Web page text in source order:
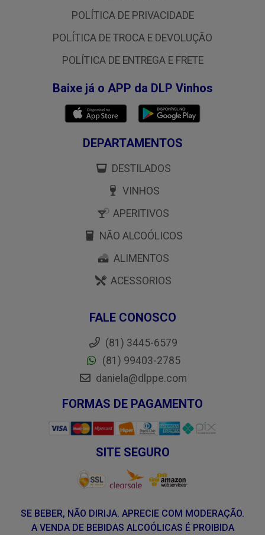
POLÍTICA DE PRIVACIDADE
POLÍTICA DE TROCA E DEVOLUÇÃO
POLÍTICA DE ENTREGA E FRETE
Baixe já o APP da DLP Vinhos
DEPARTAMENTOS
DESTILADOS
VINHOS
APERITIVOS
NÃO ALCOÓLICOS
ALIMENTOS
ACESSORIOS
FALE CONOSCO
(81) 3445-6579
(81) 99403-2785
daniela@dlppe.com
FORMAS DE PAGAMENTO
SITE SEGURO
SE BEBER, NÃO DIRIJA. APRECIE COM MODERAÇÃO.
A VENDA DE BEBIDAS ALCOÓLICAS É PROIBIDA